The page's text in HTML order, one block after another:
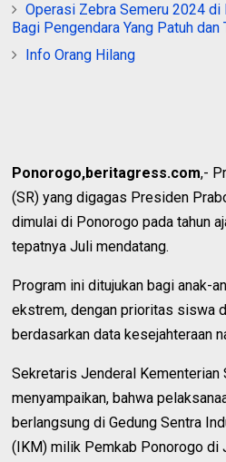
Operasi Zebra Semeru 2024 di
Bagi Pengendara Yang Patuh dan
Info Orang Hilang
Ponorogo,beritagress.com,-
(SR) yang digagas Presiden
dimulai di Ponorogo pada tahun
tepatnya Juli mendatang.
Program ini ditujukan bagi anak-
ekstrem, dengan prioritas siswa
berdasarkan data kesejahteraan
Sekretaris Jenderal Kementerian
menyampaikan, bahwa
berlangsung di Gedung Sentra
(IKM) milik Pemkab Ponorogo di